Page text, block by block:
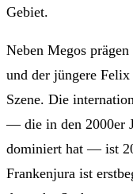
Gebiet.
Neben Megos
und der jüngere
Szene. Die
— die in den 2000er
dominiert hat — ist
Frankenjura ist